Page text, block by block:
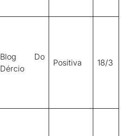
Blog Do
Dércio
Positiva 18/3